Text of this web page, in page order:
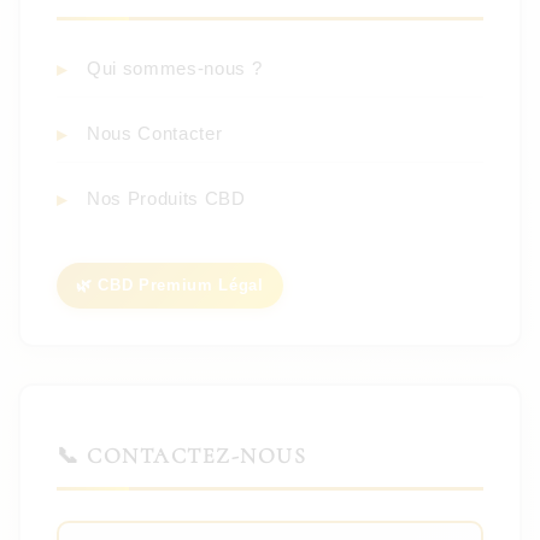
Qui sommes-nous ?
Nous Contacter
Nos Produits CBD
🌿 CBD Premium Légal
📞 CONTACTEZ-NOUS